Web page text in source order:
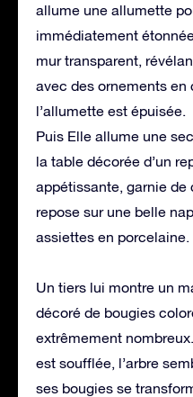
allume une allumette
immédiatement
mur transparent,
avec des ornements en
l’allumette est épuisée.
Puis Elle allume une
la table décorée d’un
appétissante, garnie de
repose sur une belle
assiettes en porcelaine.
Un tiers lui montre un
décoré de bougies
extrêmement
est soufflée, l’arbre
ses bougies se